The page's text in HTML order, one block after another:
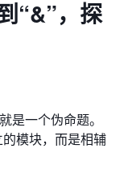
“&”，探
是一个伪命题。
模块，而是相辅